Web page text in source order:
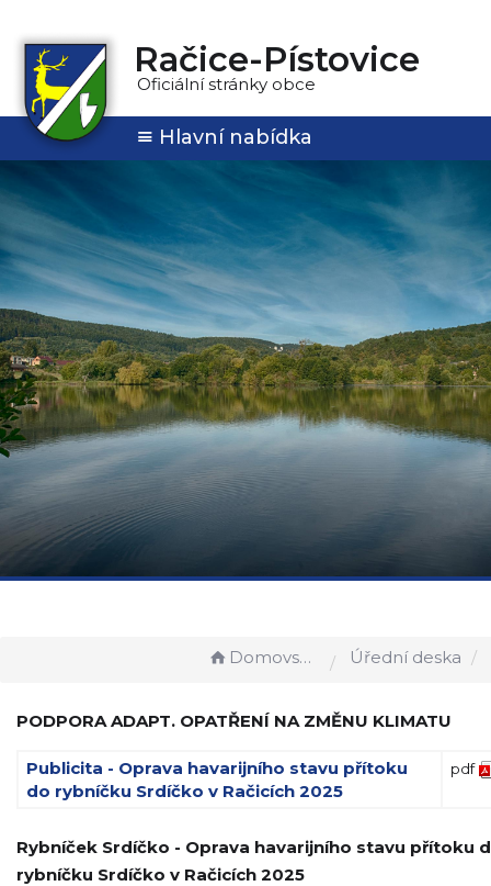
Račice-Pístovice
Oficiální stránky obce
Hlavní nabídka
Domovská stránka Úřední deska
PODPORA ADAPT. OPATŘENÍ NA ZMĚNU KLIMATU
Publicita - Oprava havarijního stavu přítoku
do rybníčku Srdíčko v Račicích 2025
pdf
Rybníček Srdíčko - Oprava havarijního stavu přítoku
rybníčku Srdíčko v Račicích 2025